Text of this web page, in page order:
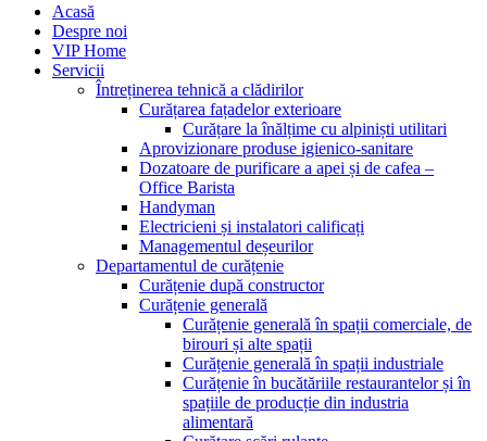
Acasă
Despre noi
VIP Home
Servicii
Întreținerea tehnică a clădirilor
Curățarea fațadelor exterioare
Curățare la înălțime cu alpiniști utilitari
Aprovizionare produse igienico-sanitare
Dozatoare de purificare a apei și de cafea –
Office Barista
Handyman
Electricieni și instalatori calificați
Managementul deșeurilor
Departamentul de curățenie
Curățenie după constructor
Curățenie generală
Curățenie generală în spații comerciale, de
birouri și alte spații
Curățenie generală în spații industriale
Curățenie în bucătăriile restaurantelor și în
spațiile de producție din industria
alimentară